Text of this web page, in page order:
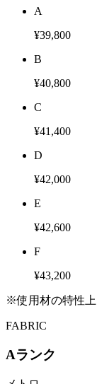
A
¥39,800
B
¥40,800
C
¥41,400
D
¥42,000
E
¥42,600
F
¥43,200
※使用材の特性上
FABRIC
Aランク